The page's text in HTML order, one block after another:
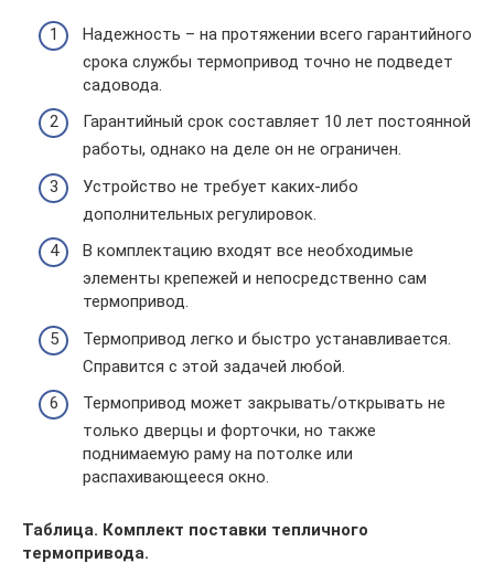
Надежность – на протяжении всего гарантийного
срока службы термопривод точно не подведет
садовода.
Гарантийный срок составляет 10 лет постоянной
работы, однако на деле он не ограничен.
Устройство не требует каких-либо
дополнительных регулировок.
В комплектацию входят все необходимые
элементы крепежей и непосредственно сам
термопривод.
Термопривод легко и быстро устанавливается.
Справится с этой задачей любой.
Термопривод может закрывать/открывать не
только дверцы и форточки, но также
поднимаемую раму на потолке или
распахивающееся окно.
Таблица. Комплект поставки тепличного
термопривода.